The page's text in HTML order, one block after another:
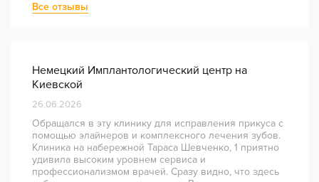
Все отзывы
Немецкий Имплантологический центр на
Киевской
26.06.2026
Обращался в эту клинику для исправления прикуса с
помощью элайнеров и комплексного лечения зубов.
Клиника на набережной Тараса Шевченко, 1 приятно
удивила высоким уровнем сервиса и
профессионализмом врачей. Сразу видно, что здесь